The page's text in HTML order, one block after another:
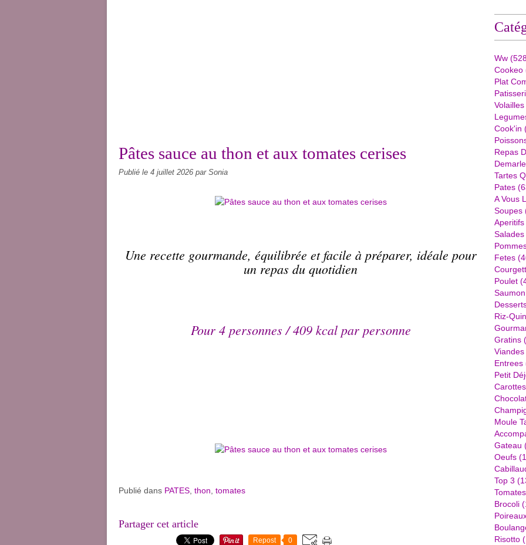
Pâtes sauce au thon et aux tomates cerises
Publié le 4 juillet 2026 par Sonia
Une recette gourmande, équilibrée et facile à préparer, idéale pour
un repas du quotidien
Pour 4 personnes / 409 kcal par personne
Publié dans PATES thon tomates
Partager cet article
Repost 0
Ww
Cookeo
Plat
Volailles
Cook'in
Repas
Demarle
Tartes
Pates
A Vous
Soupes
Aperitifs
Salades
Fetes
Poulet
Saumon
Riz-
Gratins
Viandes
Entrees
Petit
Carottes
Moule
Gateau
Oeufs
Top 3
Tomates
Brocoli
Risotto